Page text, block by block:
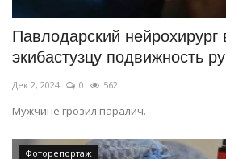
Павлодарский нейрохирург
экибастузцу подвижность
Дек 2, 2024 0 562
Мужчине грозил паралич.
Фоторепортаж